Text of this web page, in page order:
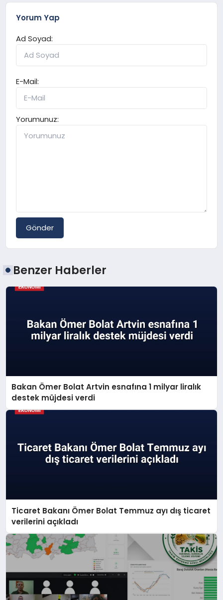
Yorum Yap
Ad Soyad:
E-Mail:
Yorumunuz:
Gönder
Benzer Haberler
Bakan Ömer Bolat Artvin esnafına 1 milyar liralık
destek müjdesi verdi
Ticaret Bakanı Ömer Bolat Temmuz ayı dış ticaret
verilerini açıkladı